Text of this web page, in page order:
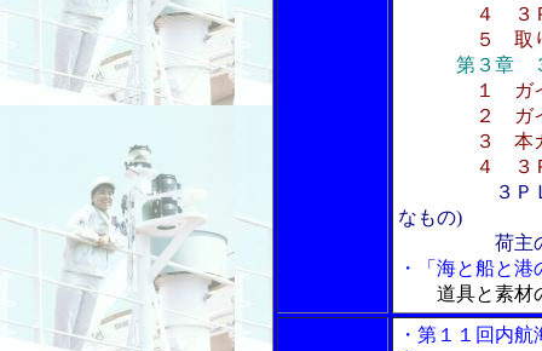
４ ３ＰＬ
５ 取り組
第３章
１ ガ
２ ガイド
３ 本ガイド
４ ３ＰＬ
３Ｐ
なもの)
荷主の
・「海と船と
道具と素材
・第１１回内